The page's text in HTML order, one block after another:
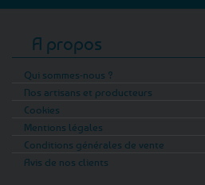
A propos
Qui sommes-nous ?
Nos artisans et producteurs
Cookies
Mentions légales
Conditions générales de vente
Avis de nos clients